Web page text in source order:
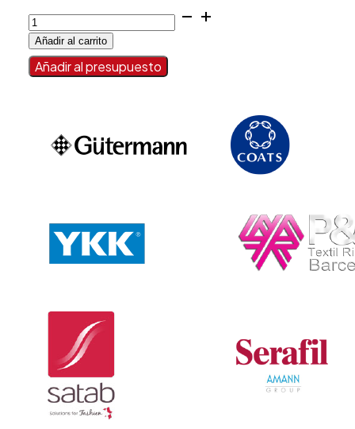
Hilo
poliester
100%
fibra
cortada
Añadir al carrito
Añadir al presupuesto